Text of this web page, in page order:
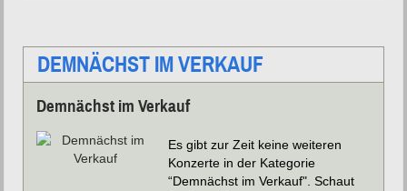
DEMNÄCHST IM VERKAUF
Demnächst im Verkauf
Es gibt zur Zeit keine weiteren
Konzerte in der Kategorie
“Demnächst im Verkauf". Schaut